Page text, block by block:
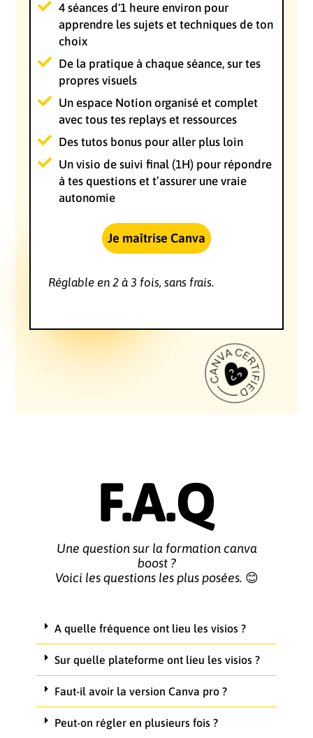
4 séances d'1 heure environ pour
apprendre les sujets et techniques de ton
choix
De la pratique à chaque séance, sur tes
propres visuels
Un espace Notion organisé et complet
avec tous tes replays et ressources
Des tutos bonus pour aller plus loin
Un visio de suivi final (1H) pour répondre
à tes questions et t’assurer une vraie
autonomie
Je maîtrise Canva
Réglable en 2 à 3 fois, sans frais.
F.A.Q
Une question sur la formation canva
boost ?
Voici les questions les plus posées. 😊
A quelle fréquence ont lieu les visios ?
Sur quelle plateforme ont lieu les visios ?
Faut-il avoir la version Canva pro ?
Peut-on régler en plusieurs fois ?